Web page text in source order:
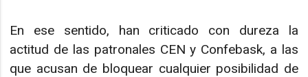
En ese sentido, han criticado con dureza la
actitud de las patronales CEN y Confebask, a las
que acusan de bloquear cualquier posibilidad de